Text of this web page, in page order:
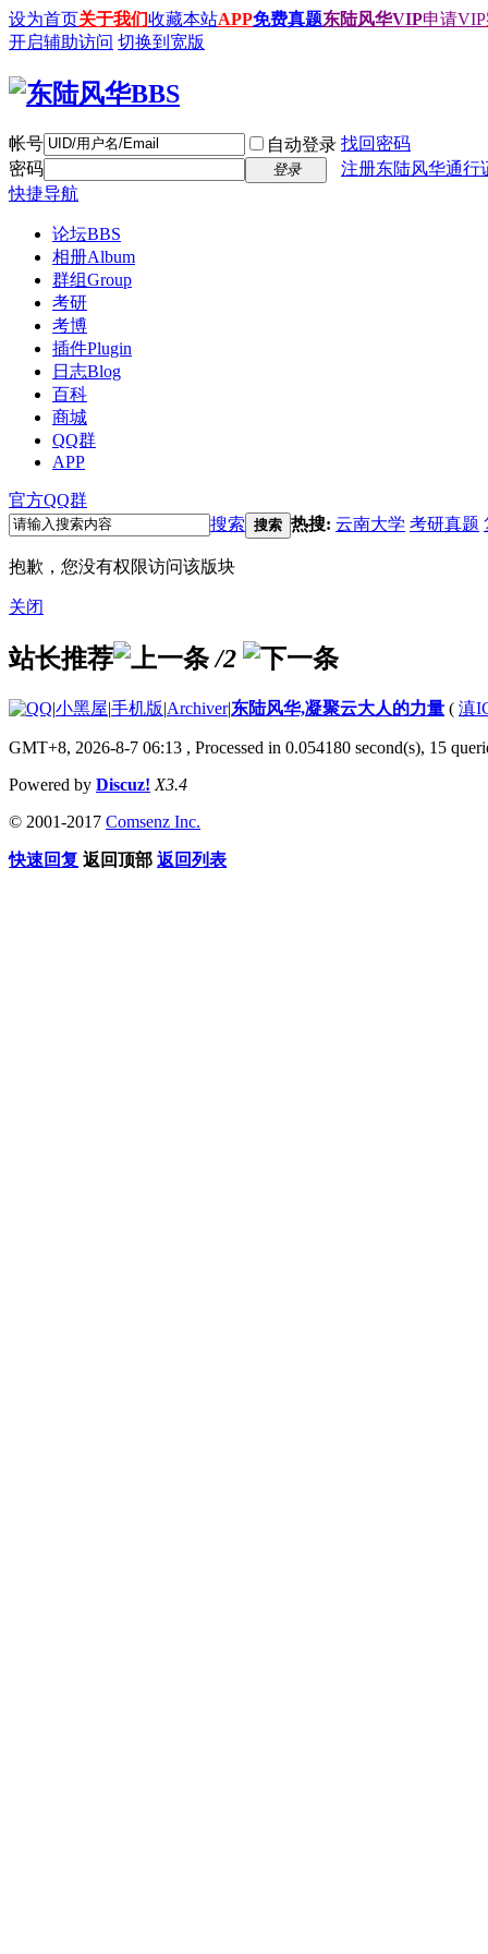
设为首页关于我们收藏本站APP免费真题东陆风华VIP申请VIP
开启辅助访问 切换到宽版
帐号 自动登录 找回密码
密码
登录
注册东陆风华通行
快捷导航
论坛BBS
相册Album
群组Group
考研
考博
插件Plugin
日志Blog
百科
商城
QQ群
APP
官方QQ群
搜索 搜索 热搜: 云南大学 考研真题
抱歉，您没有权限访问该版块
关闭
站长推荐 /2
|小黑屋|手机版|Archiver|东陆风华,凝聚云大人的力量 ( 滇
GMT+8, 2026-8-7 06:13 , Processed in 0.054180 second(s), 15
Powered by Discuz! X3.4
© 2001-2017 Comsenz Inc.
快速回复 返回顶部 返回列表